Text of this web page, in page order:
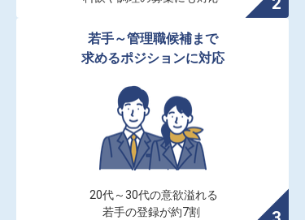
若手～管理職候補まで
求めるポジションに対応
20代～30代の意欲溢れる
若手の登録が約7割